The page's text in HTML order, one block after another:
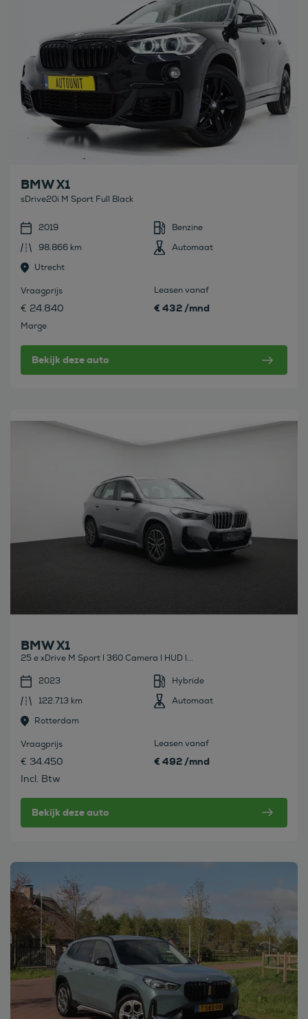
BMW X1
sDrive20i M Sport Full Black
2019
Benzine
98.866 km
Automaat
Utrecht
Vraagprijs
€ 24.840
Marge
Leasen vanaf
€ 432 /mnd
Bekijk deze auto
Bekijk deze auto
BMW X1
25 e xDrive M Sport l 360 Camera l HUD l...
2023
Hybride
122.713 km
Automaat
Rotterdam
Vraagprijs
€ 34.450
Incl. Btw
Leasen vanaf
€ 492 /mnd
Bekijk deze auto
Bekijk deze auto